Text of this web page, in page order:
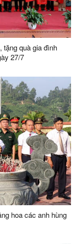
quà gia đình
27/7
hoa các anh hùng